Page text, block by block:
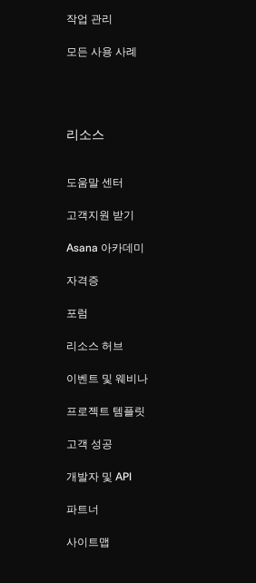
작업 관리
모든 사용 사례
리소스
도움말 센터
고객지원 받기
Asana 아카데미
자격증
포럼
리소스 허브
이벤트 및 웨비나
프로젝트 템플릿
고객 성공
개발자 및 API
파트너
사이트맵